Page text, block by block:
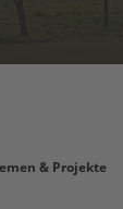
& Projekte